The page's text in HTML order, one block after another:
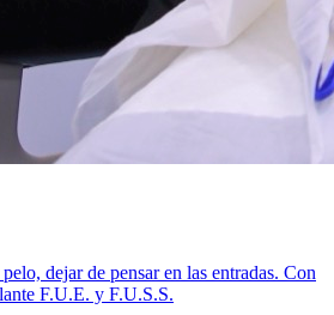
dejar de pensar en las entradas. Con
F.U.E. y F.U.S.S.